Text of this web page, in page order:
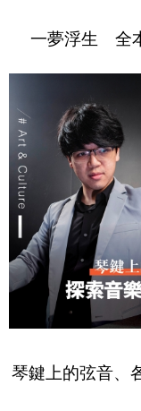
一夢浮生 全
琴鍵上的弦音、